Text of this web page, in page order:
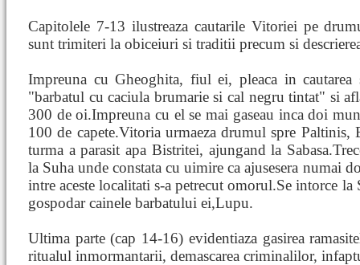
Capitolele 7-13 ilustreaza cautarile Vitoriei pe
sunt trimiteri la obiceiuri si traditii precum si
Impreuna cu Gheoghita, fiul ei, pleaca in cautarea
"barbatul cu caciula brumarie si cal negru tintat" si
300 de oi.Impreuna cu el se mai gaseau inca doi
100 de capete.Vitoria urmaeza drumul spre
turma a parasit apa Bistritei, ajungand la
la Suha unde constata cu uimire ca ajusesera numai
intre aceste localitati s-a petrecut omorul.Se intorce la
gospodar cainele barbatului ei,Lupu.
Ultima parte (cap 14-16) evidentiaza gasirea
ritualul inmormantarii, demascarea criminalilor,